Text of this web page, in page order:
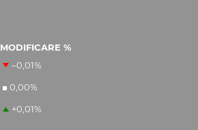
MODIFICARE %
–0,01%
0,00%
+0,01%